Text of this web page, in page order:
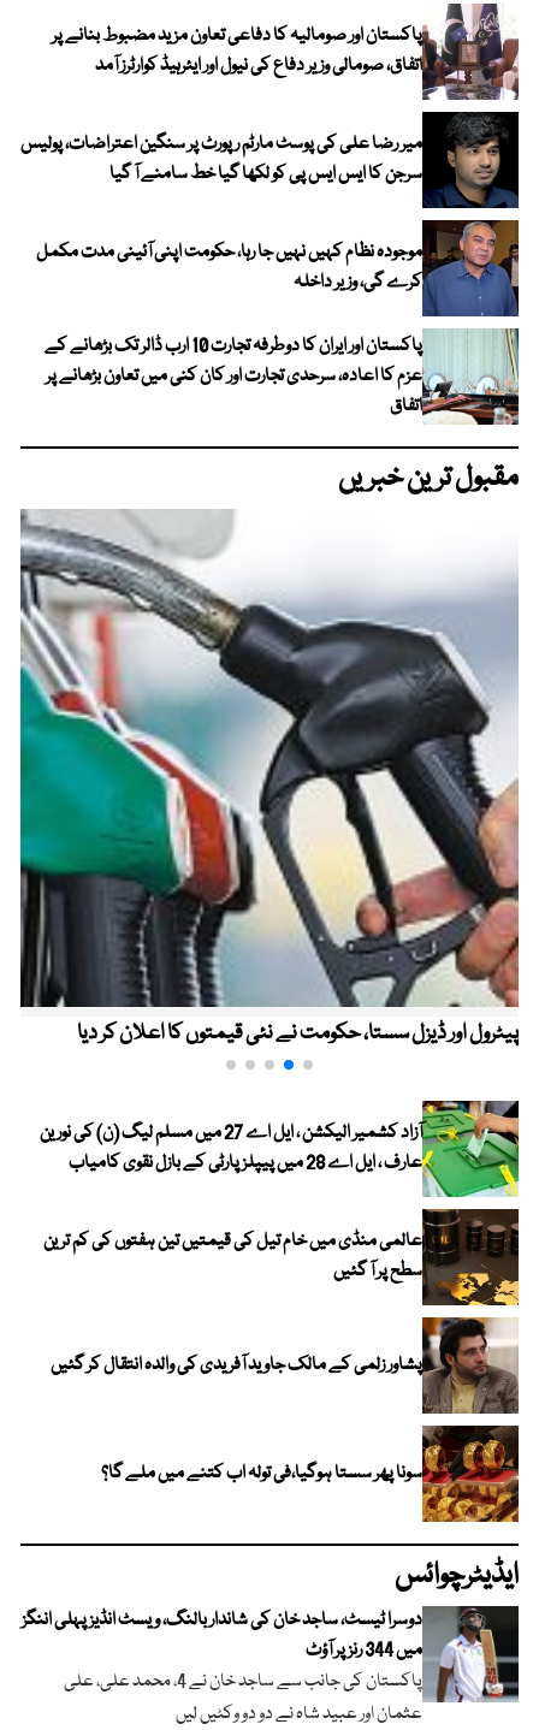
پاکستان اور صومالیہ کا دفاعی تعاون مزید مضبوط بنانے پر
اتفاق، صومالی وزیر دفاع کی نیول اور ایئرہیڈ کوارٹرز آمد
میر رضا علی کی پوسٹ مارٹم رپورٹ پر سنگین اعتراضات، پولیس
سرجن کا ایس ایس پی کو لکھا گیا خط سامنے آ گیا
موجودہ نظام کہیں نہیں جا رہا، حکومت اپنی آئینی مدت مکمل
کرے گی، وزیر داخلہ
پاکستان اور ایران کا دوطرفہ تجارت 10 ارب ڈالر تک بڑھانے کے
عزم کا اعادہ، سرحدی تجارت اور کان کنی میں تعاون بڑھانے پر
اتفاق
مقبول ترین خبریں
پیٹرول اور ڈیزل سستا، حکومت نے نئی قیمتوں کا اعلان کر دیا
آزاد کشمیر الیکشن ، ایل اے 27 میں مسلم لیگ (ن) کی نورین
عارف ، ایل اے 28 میں پیپلز پارٹی کے بازل نقوی کامیاب
عالمی منڈی میں خام تیل کی قیمتیں تین ہفتوں کی کم ترین
سطح پر آ گئیں
پشاور زلمی کے مالک جاوید آفریدی کی والدہ انتقال کر گئیں
سونا پھر سستا ہوگیا،فی تولہ اب کتنے میں ملے گا؟
ایڈیٹرچوائس
دوسرا ٹیسٹ، ساجد خان کی شاندار بالنگ، ویسٹ انڈیز پہلی اننگز
میں 344 رنز پر آؤٹ
پاکستان کی جانب سے ساجد خان نے 4، محمد علی، علی
عثمان اور عبید شاہ نے دو دو وکٹیں لیں